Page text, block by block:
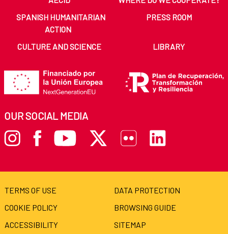
SPANISH HUMANITARIAN
ACTION
PRESS ROOM
CULTURE AND SCIENCE LIBRARY
OUR SOCIAL MEDIA
TERMS OF USE
DATA PROTECTION
COOKIE POLICY
BROWSING GUIDE
ACCESSIBILITY
SITEMAP